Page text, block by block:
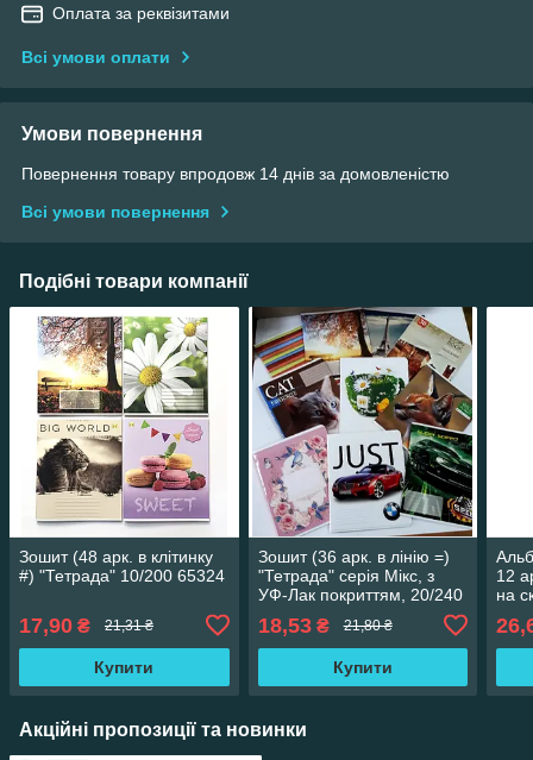
Оплата за реквізитами
Всі умови оплати
Умови повернення
Повернення товару впродовж 14 днів за домовленістю
Всі умови повернення
Подібні товари компанії
Зошит (48 арк. в клітинку
#) "Тетрада" 10/200 65324
17,90 ₴ 21,31 ₴
Купити
Зошит (36 арк. в лінію =)
"Тетрада" серія Мікс, з
УФ-Лак покриттям, 20/240
18,53₴ 21,80 ₴
Купити
12
на
Акційні пропозиції та новинки